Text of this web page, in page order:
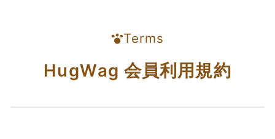
Terms
HugWag 会員利⽤規約